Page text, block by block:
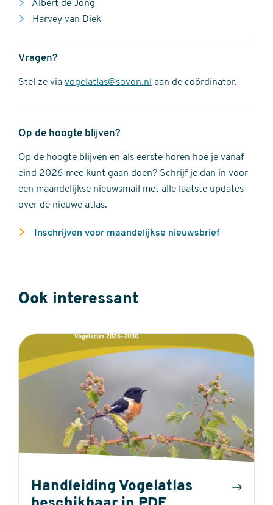
Albert de Jong
Harvey van Diek
Vragen?
Stel ze via vogelatlas@sovon.nl aan de coördinator.
Op de hoogte blijven?
Op de hoogte blijven en als eerste horen hoe je vanaf
eind 2026 mee kunt gaan doen? Schrijf je dan in voor
een maandelijkse nieuwsmail met alle laatste updates
over de nieuwe atlas.
Inschrijven voor maandelijkse nieuwsbrief
Ook interessant
Handleiding Vogelatlas